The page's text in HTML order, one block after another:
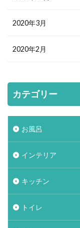
2020年3月
2020年2月
カテゴリー
お風呂
インテリア
キッチン
トイレ